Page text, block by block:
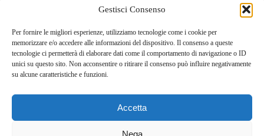
Gestisci Consenso
Per fornire le migliori esperienze, utilizziamo tecnologie come i cookie per
memorizzare e/o accedere alle informazioni del dispositivo. Il consenso a queste
tecnologie ci permetterà di elaborare dati come il comportamento di navigazione o ID
unici su questo sito. Non acconsentire o ritirare il consenso può influire negativamente
su alcune caratteristiche e funzioni.
Accetta
Nega